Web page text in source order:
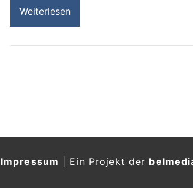
Weiterlesen
Impressum Ein Projekt der